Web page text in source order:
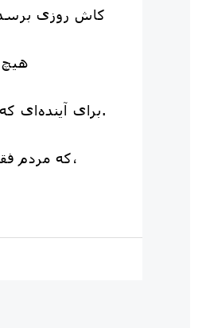
کاش روزی
برای آینده‌ای که خود انتخاب کرده‌اند زندگی کنند.
که مردم فقط تماشاگر سرنوشتشان نباشند،